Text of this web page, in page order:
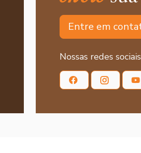
Entre em
Nossas redes sociais